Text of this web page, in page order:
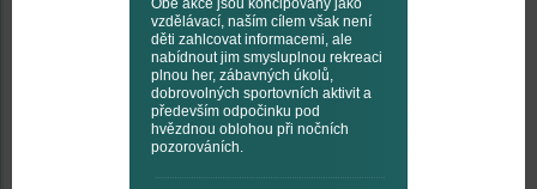
Obě akce jsou koncipovány jako
vzdělávací, naším cílem však není
děti zahlcovat informacemi, ale
nabídnout jim smysluplnou rekreaci
plnou her, zábavných úkolů,
dobrovolných sportovních aktivit a
především odpočinku pod
hvězdnou oblohou při nočních
pozorováních.